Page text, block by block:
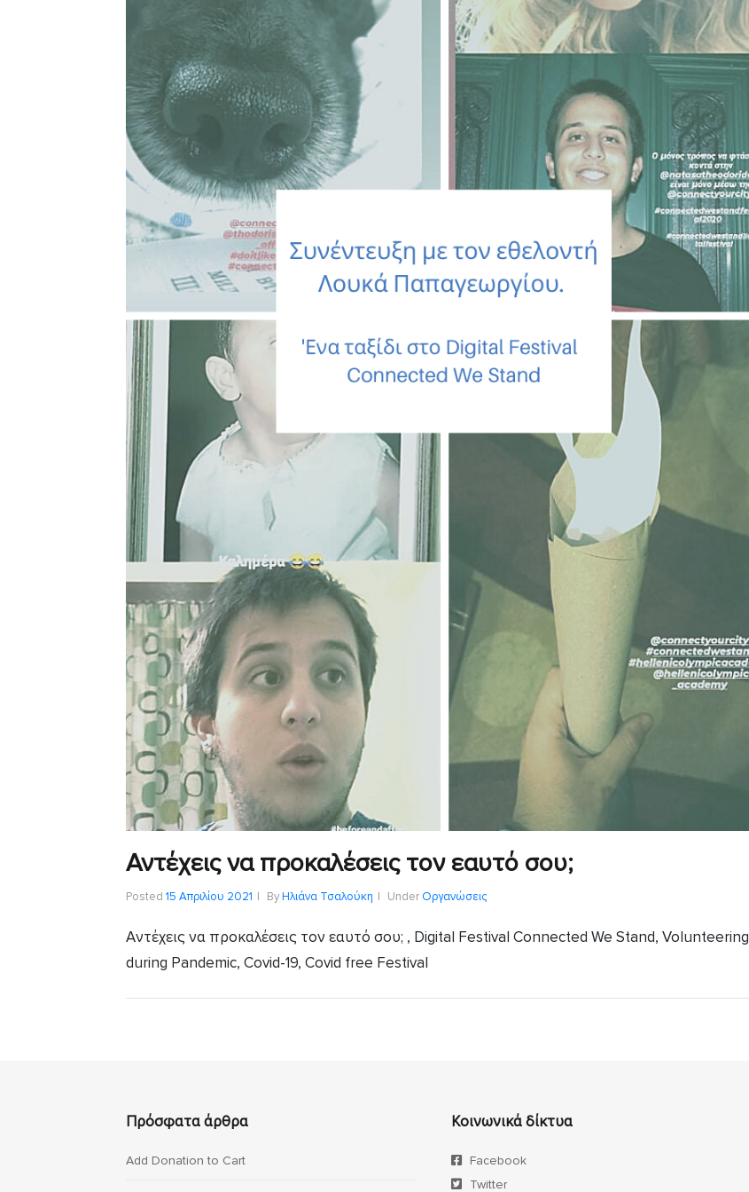
Αντέχεις να προκαλέσεις τον εαυτό σου;
Posted 15 Απριλίου 2021 ByΗλιάνα Τσαλούκη Under Οργανώσεις
Aντέχεις να προκαλέσεις τον εαυτό σου; , Digital Festival Connected We Stand, Volunteering
during Pandemic, Covid-19, Covid free Festival
Πρόσφατα άρθρα
Add Donation to Cart
Κοινωνικά δίκτυα
Facebook
Twitter